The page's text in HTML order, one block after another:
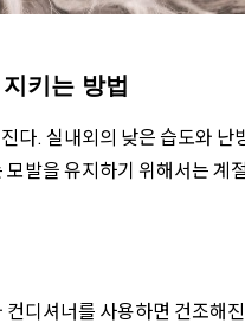
키는 방법
다. 실내외의 낮은 습도와 난
발을 유지하기 위해서는 계
디셔너를 사용하면 건조해